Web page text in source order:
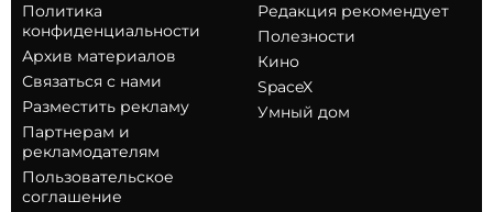
Политика
конфиденциальности
Архив материалов
Связаться с нами
Разместить рекламу
Партнерам и
рекламодателям
Пользовательское
соглашение
Редакция рекомендует
Полезности
Кино
SpaceX
Умный дом